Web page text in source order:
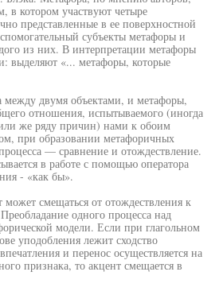
в котором участвуют четыре
представленные в ее поверхностной
субъекты метафоры и
из них. В интерпретации метафоры
выделяют «... метафоры, которые
между двумя объектами, и метафоры,
отношения, испытываемого (иногда
же ряду причин) нами к обоим
при образовании метафоричных
— сравнение и отождествление.
в работе с помощью оператора
- «как бы».
может смещаться от отождествления к
одного процесса над
модели. Если при глагольном
уподобления лежит сходство
и перенос осуществляется на
признака, то акцент смещается в